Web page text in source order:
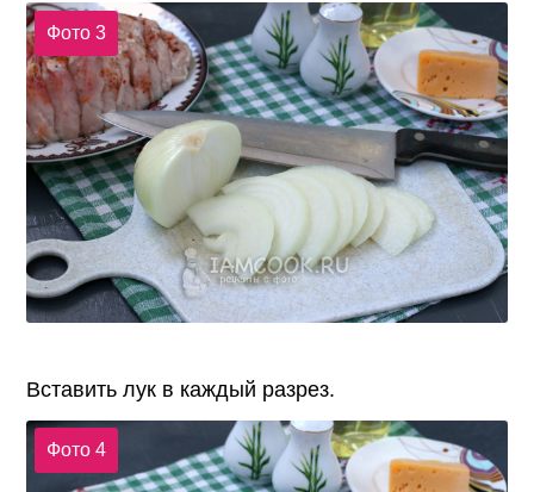
Фото 3
Вставить лук в каждый разрез.
Фото 4